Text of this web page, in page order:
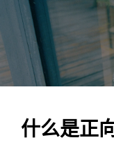
什么是正
文